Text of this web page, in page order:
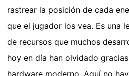
rastrear la posición de cada
que el jugador los vea. Es una
de recursos que muchos
hoy en día han olvidado